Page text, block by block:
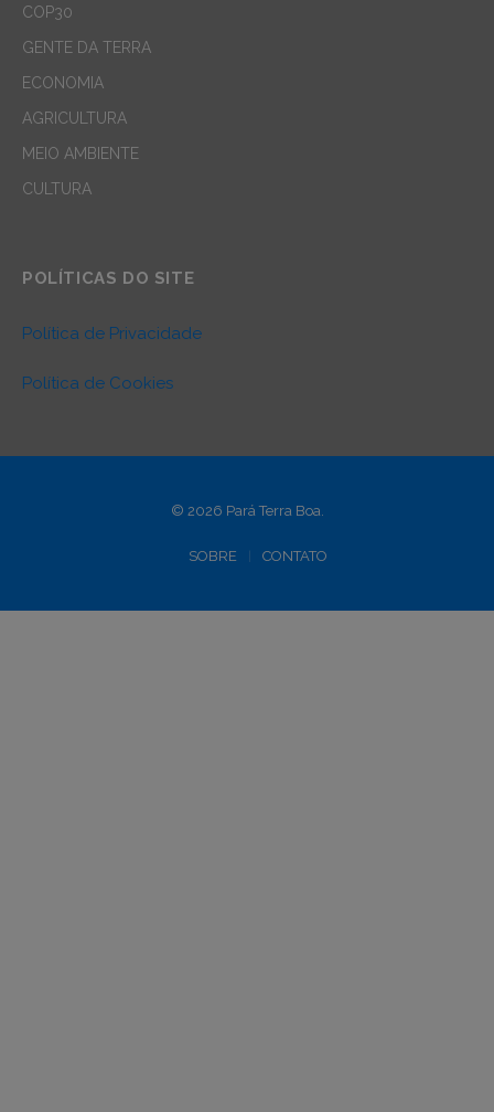
COP30
GENTE DA TERRA
ECONOMIA
AGRICULTURA
MEIO AMBIENTE
CULTURA
POLÍTICAS DO SITE
Política de Privacidade
Política de Cookies
© 2026 Pará Terra Boa.
SOBRE CONTATO